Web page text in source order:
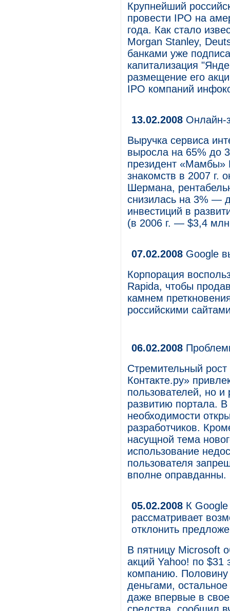
Крупнейший
провести IPO на
года. Как стало
Morgan Stanley,
банками уже
капитализация
размещение его
IPO компаний
13.02.2008 Онлайн-
Выручка сервиса
выросла на 65% до
президент «Мамбы»
знакомств в 2007 г.
Шермана,
снизилась на 3% —
инвестиций в
(в 2006 г. — $3,4
07.02.2008 Google
Корпорация
Rapida, чтобы
камнем
российскими
06.02.2008
Стремительный
Контакте.ру»
пользователей, но
развитию портала.
необходимости
разработчиков.
насущной тема
использование
пользователя
вполне оправданны.
05.02.2008 К
рассматривает
отклонить
В пятницу Microsoft
акций Yahoo! по $31
компанию.
деньгами,
даже впервые в